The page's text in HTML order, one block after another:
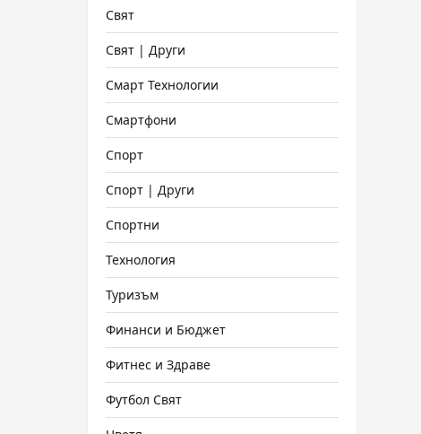
Свят
Свят | Други
Смарт Технологии
Смартфони
Спорт
Спорт | Други
Спортни
Технология
Туризъм
Финанси и Бюджет
Фитнес и Здраве
Футбол Свят